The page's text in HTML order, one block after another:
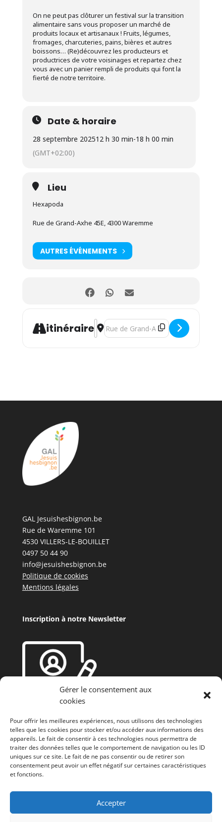
Gérer le consentement aux
cookies
Pour offrir les meilleures expériences, nous utilisons des technologies
telles que les cookies pour stocker et/ou accéder aux informations des
appareils. Le fait de consentir à ces technologies nous permettra de
traiter des données telles que le comportement de navigation ou les ID
uniques sur ce site. Le fait de ne pas consentir ou de retirer son
consentement peut avoir un effet négatif sur certaines caractéristiques
et fonctions.
Accepter
On ne peut pas clôturer un festival sur la transition
alimentaire sans vous proposer un marché de
produits locaux et artisanaux ! Fruits, légumes,
fromages, charcuteries, pains, bières et autres
boissons… (Re)découvrez les producteurs et
productrices de votre voisinages et repartez chez
vous avec un panier rempli de produits qui font la
fierté de notre territoire.
Date & horaire
28 septembre 202512 h 30 min-18 h 00 min
(GMT+02:00)
Lieu
Hexapoda
Rue de Grand-Axhe 45E, 4300 Waremme
AUTRES ÉVÉNEMENTS
itinéraire Address - Marché de produits locaux
Destination Address - Marché de
GAL Jesuishesbignon.be
Rue de Waremme 101
4530 VILLERS-LE-BOUILLET
0497 50 44 90
info@jesuishesbignon.be
Politique de cookies
Mentions légales
Inscription à notre Newsletter
(FEADER) : L’Europe investit dans les zones rurales